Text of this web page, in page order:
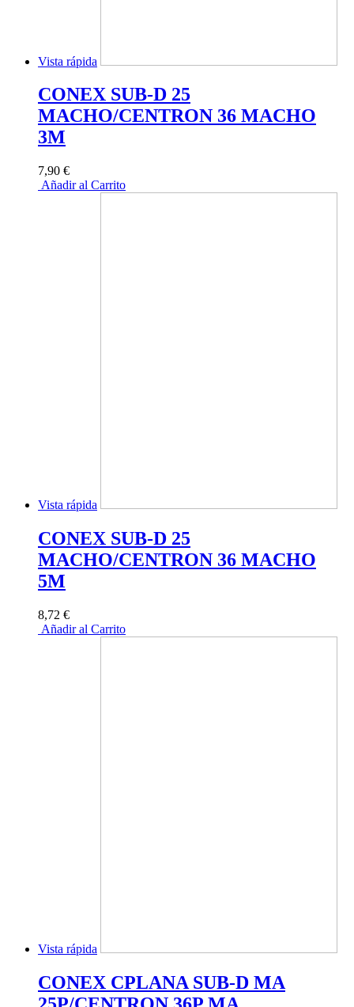
Vista rápida
CONEX SUB-D 25
MACHO/CENTRON 36 MACHO
3M
7,90 €
Añadir al Carrito
Vista rápida
CONEX SUB-D 25
MACHO/CENTRON 36 MACHO
5M
8,72 €
Añadir al Carrito
Vista rápida
CONEX CPLANA SUB-D MA